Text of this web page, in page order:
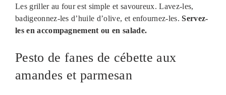
Les griller au four est simple et savoureux. Lavez-les,
badigeonnez-les d’huile d’olive, et enfournez-les.Servez-
les en accompagnement ou en salade.
Pesto de fanes de cébette aux
amandes et parmesan